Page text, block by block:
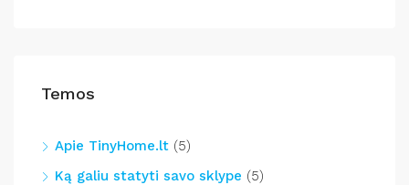
Temos
Apie TinyHome.lt (5)
Ką galiu statyti savo sklype (5)